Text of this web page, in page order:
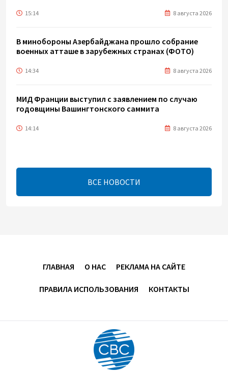
15:14 8 августа 2026
В минобороны Азербайджана прошло собрание
военных атташе в зарубежных странах (ФОТО)
14:34 8 августа 2026
МИД Франции выступил с заявлением по случаю
годовщины Вашингтонского саммита
14:14 8 августа 2026
синхронизировали курс на мир
Вашингтонский саммит стал отправной точкой
Арменией — Ариэль Коэн
Вашингтонский саммит вывел Армению из тупика -
ВСЕ НОВОСТИ
ГЛАВНАЯ О НАС РЕКЛАМА НА САЙТЕ
ПРАВИЛА ИСПОЛЬЗОВАНИЯ КОНТАКТЫ